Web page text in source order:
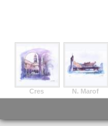
Cres N. Marof